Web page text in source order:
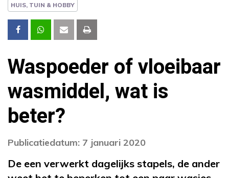
HUIS, TUIN & HOBBY
Waspoeder of vloeibaar
wasmiddel, wat is
beter?
Publicatiedatum: 7 januari 2020
De een verwerkt dagelijks stapels, de ander